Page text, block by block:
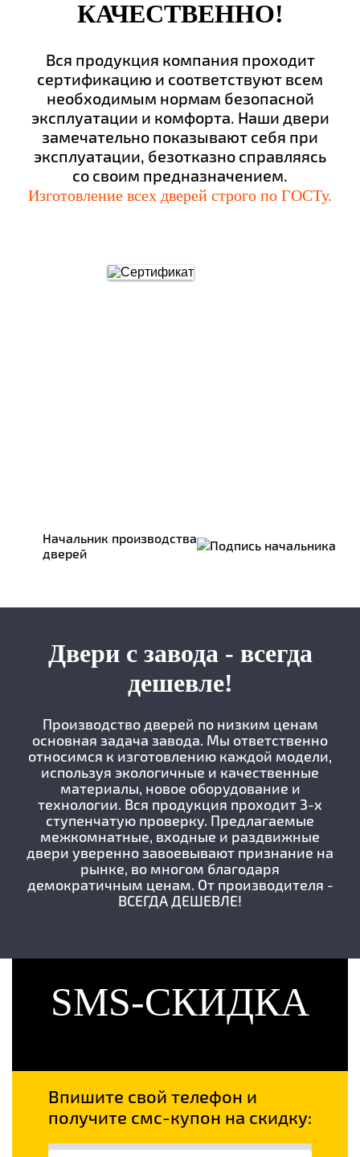
КАЧЕСТВЕННО!
Вся продукция компания проходит
сертификацию и соответствуют всем
необходимым нормам безопасной
эксплуатации и комфорта. Наши двери
замечательно показывают себя при
эксплуатации, безотказно справляясь
со своим предназначением.
Изготовление всех дверей строго по ГОСТу.
Начальник производства
дверей
Двери с завода - всегда
дешевле!
Производство дверей по низким ценам
основная задача завода. Мы ответственно
относимся к изготовлению каждой модели,
используя экологичные и качественные
материалы, новое оборудование и
технологии. Вся продукция проходит 3-х
ступенчатую проверку. Предлагаемые
межкомнатные, входные и раздвижные
двери уверенно завоевывают признание на
рынке, во многом благодаря
демократичным ценам. От производителя -
ВСЕГДА ДЕШЕВЛЕ!
SMS-СКИДКА
Впишите свой телефон и
получите смс-купон на скидку: